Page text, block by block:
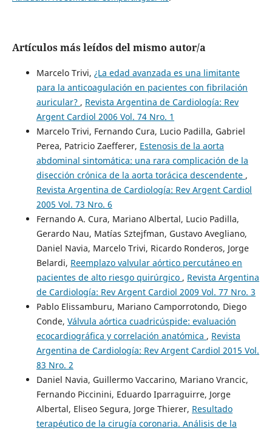
Artículos más leídos del mismo autor/a
Marcelo Trivi, ¿La edad avanzada es una limitante
para la anticoagulación en pacientes con fibrilación
auricular? , Revista Argentina de Cardiología: Rev
Argent Cardiol 2006 Vol. 74 Nro. 1
Marcelo Trivi, Fernando Cura, Lucio Padilla, Gabriel
Perea, Patricio Zaefferer, Estenosis de la aorta
abdominal sintomática: una rara complicación de la
disección crónica de la aorta torácica descendente ,
Revista Argentina de Cardiología: Rev Argent Cardiol
2005 Vol. 73 Nro. 6
Fernando A. Cura, Mariano Albertal, Lucio Padilla,
Gerardo Nau, Matías Sztejfman, Gustavo Avegliano,
Daniel Navia, Marcelo Trivi, Ricardo Ronderos, Jorge
Belardi, Reemplazo valvular aórtico percutáneo en
pacientes de alto riesgo quirúrgico , Revista Argentina
de Cardiología: Rev Argent Cardiol 2009 Vol. 77 Nro. 3
Pablo Elissamburu, Mariano Camporrotondo, Diego
Conde, Válvula aórtica cuadricúspide: evaluación
ecocardiográfica y correlación anatómica , Revista
Argentina de Cardiología: Rev Argent Cardiol 2015 Vol.
83 Nro. 2
Daniel Navia, Guillermo Vaccarino, Mariano Vrancic,
Fernando Piccinini, Eduardo Iparraguirre, Jorge
Albertal, Eliseo Segura, Jorge Thierer, Resultado
terapéutico de la cirugía coronaria. Análisis de la